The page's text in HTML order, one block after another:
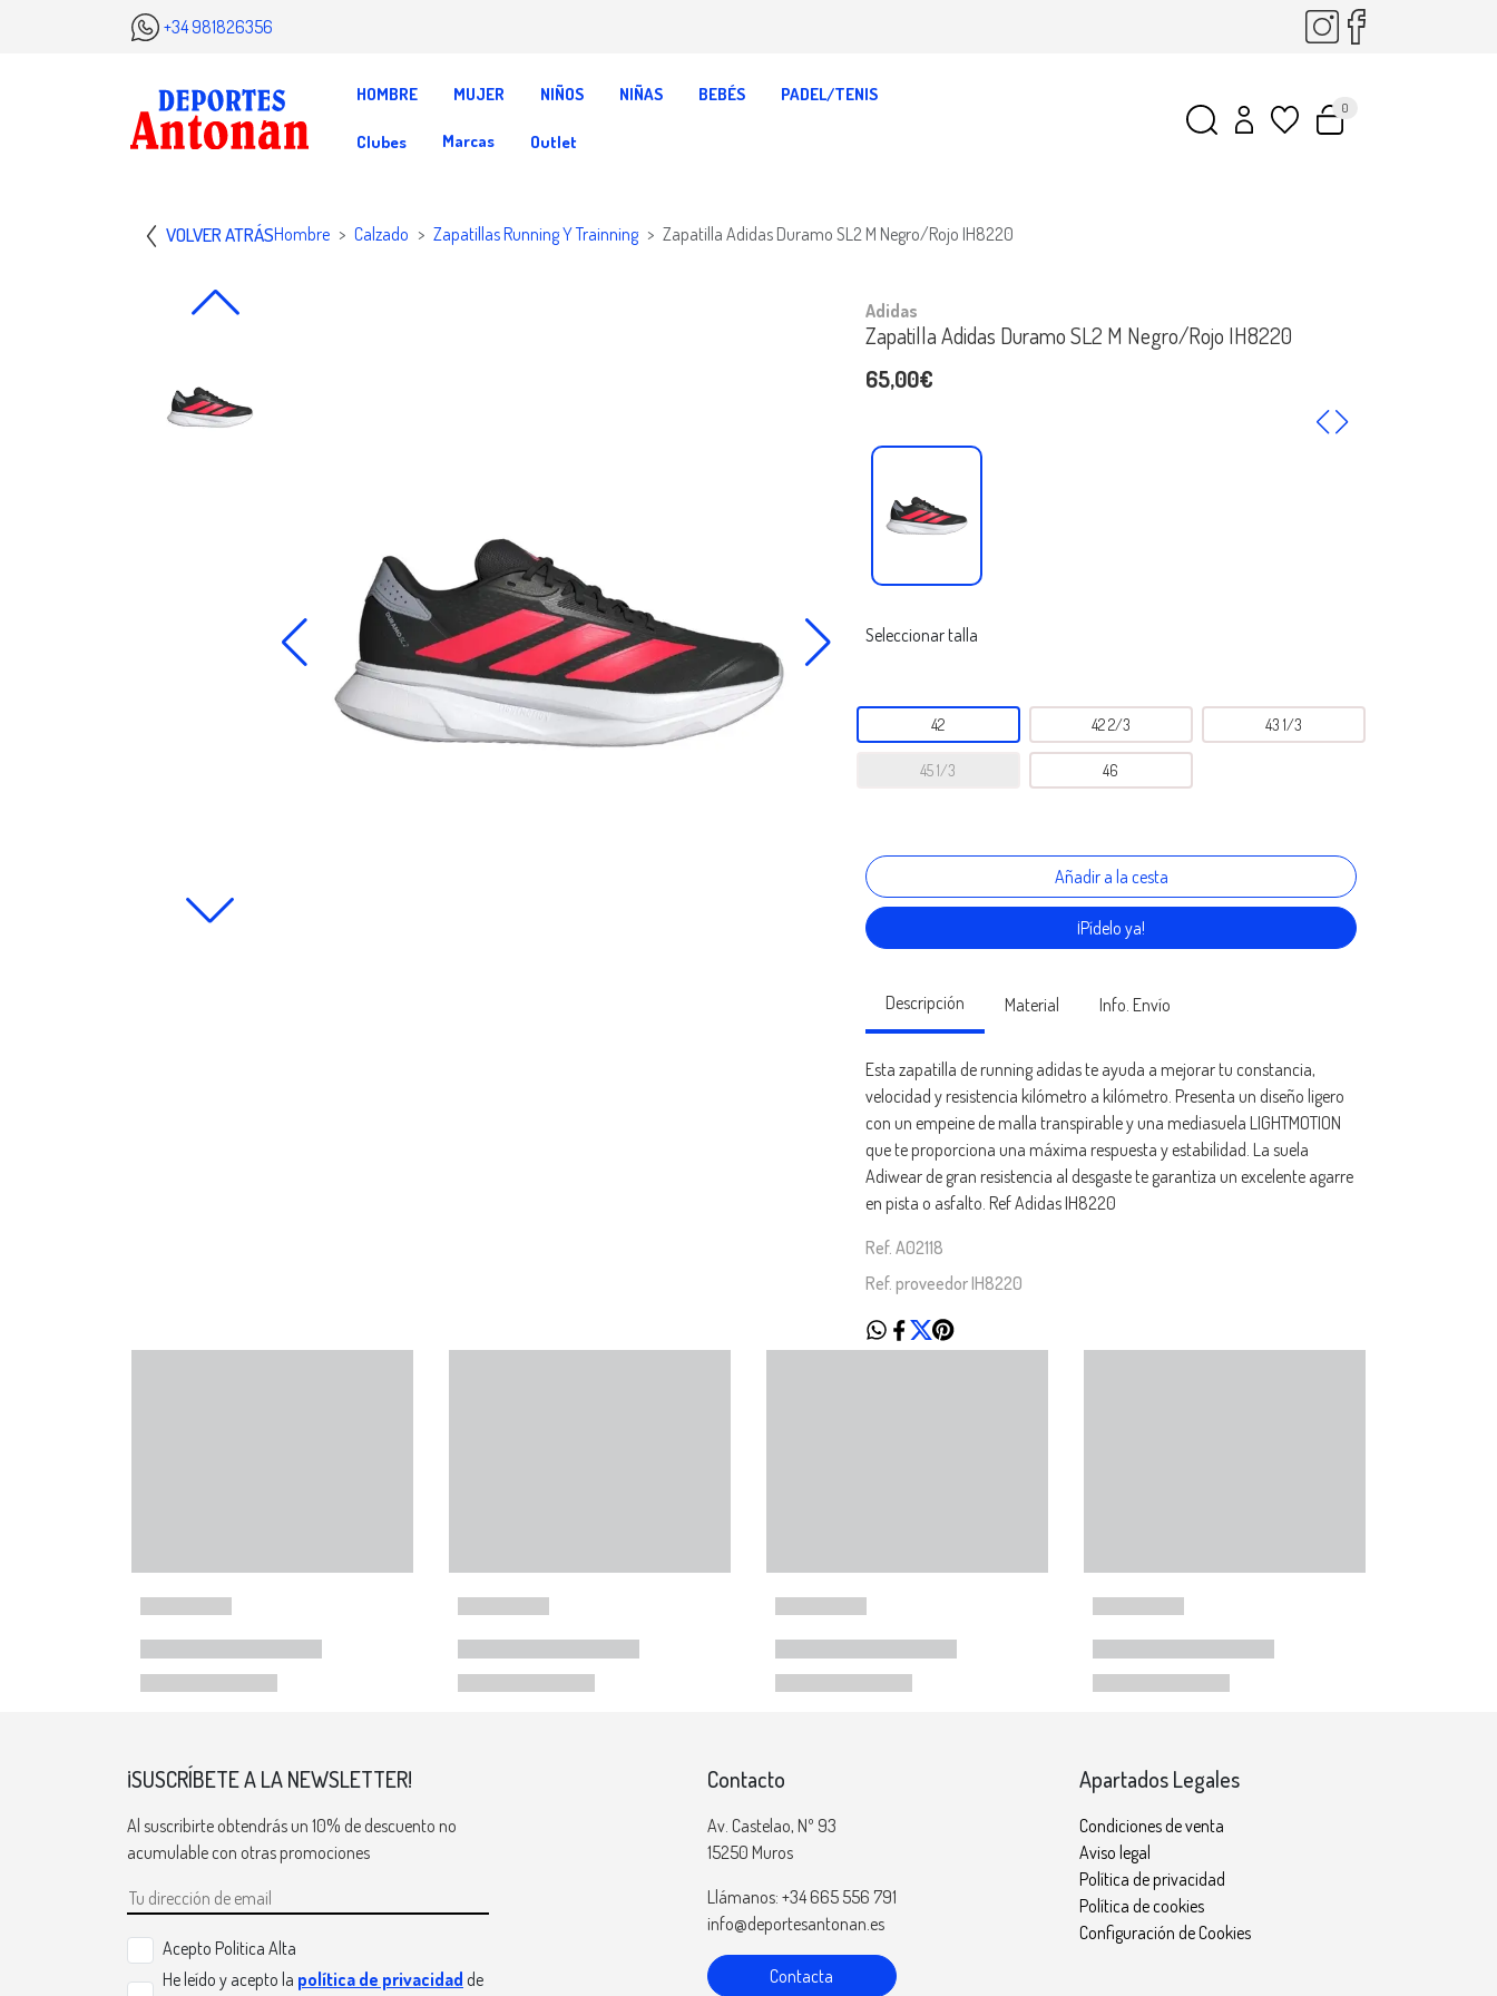
+34 981826356
HOMBRE MUJER NIÑOS NIÑAS BEBÉS PADEL/TENIS
Clubes Marcas Outlet
0
VOLVER ATRÁSHombre Calzado Zapatillas Running Y Trainning Zapatilla Adidas Duramo SL2 M Negro/Rojo IH8220
Adidas
Zapatilla Adidas Duramo SL2 M Negro/Rojo IH8220
65,00€
Seleccionar talla
42 42 2/3 43 1/3
45 1/3 46
¡Pídelo ya!
Descripción Material Info. Envío
Esta zapatilla de running adidas te ayuda a mejorar tu constancia,
velocidad y resistencia kilómetro a kilómetro. Presenta un diseño ligero
con un empeine de malla transpirable y una mediasuela LIGHTMOTION
que te proporciona una máxima respuesta y estabilidad. La suela
Adiwear de gran resistencia al desgaste te garantiza un excelente agarre
en pista o asfalto. Ref Adidas IH8220
Ref. A02118
Ref. proveedor IH8220
¡SUSCRÍBETE A LA NEWSLETTER!
Al suscribirte obtendrás un 10% de descuento no
acumulable con otras promociones
Acepto Politica Alta
He leído y acepto la política de privacidad de
Contacto
Av. Castelao, Nº 93
15250 Muros
Llámanos: +34 665 556 791
info@deportesantonan.es
Contacta
Apartados Legales
Condiciones de venta
Aviso legal
Política de privacidad
Política de cookies
Configuración de Cookies